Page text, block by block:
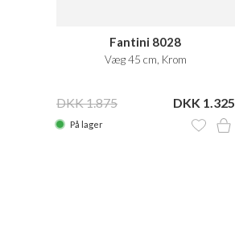
Fantini 8028
Væg 45 cm, Krom
DKK 1.875 DKK 1.325
På lager